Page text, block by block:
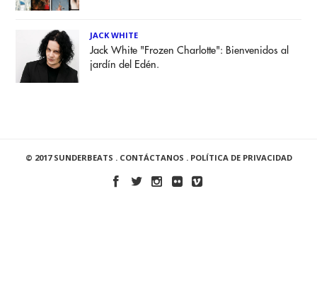
JACK WHITE
Jack White "Frozen Charlotte": Bienvenidos al
jardín del Edén.
© 2017 SUNDERBEATS . CONTÁCTANOS . POLÍTICA DE PRIVACIDAD